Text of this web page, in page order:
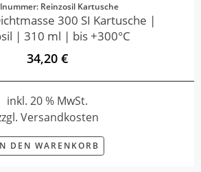
Reinzosil Kartusche
300 SI Kartusche |
| 310 ml | bis +300°C
34,20 €
inkl. 20 % MwSt.
Versandkosten
DEN WARENKORB